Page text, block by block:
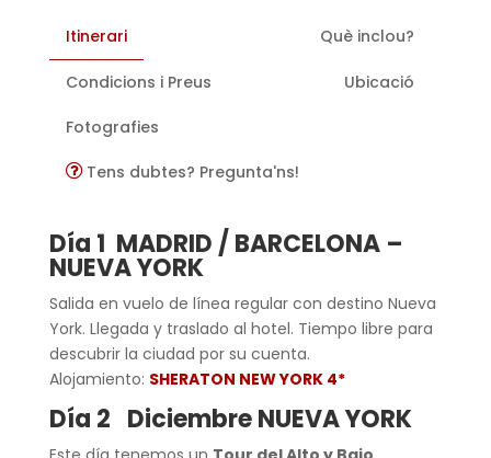
Itinerari Què inclou?
Condicions i Preus Ubicació
Fotografies
Tens dubtes? Pregunta'ns!
Día 1 MADRID / BARCELONA –
NUEVA YORK
Salida en vuelo de línea regular con destino Nueva
York. Llegada y traslado al hotel. Tiempo libre para
descubrir la ciudad por su cuenta.
Alojamiento: SHERATON NEW YORK 4*
Día 2 DiciembreNUEVA YORK